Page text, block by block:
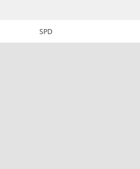
SPD